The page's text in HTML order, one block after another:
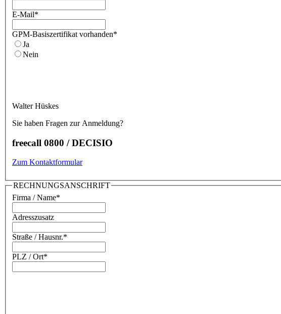
E-Mail*
GPM-Basiszertifikat vorhanden*
Ja
Nein
Walter Hüskes
Sie haben Fragen zur Anmeldung?
freecall 0800 / DECISIO
Zum Kontaktformular
RECHNUNGSANSCHRIFT
Firma / Name*
Adresszusatz
Straße / Hausnr.*
PLZ / Ort*